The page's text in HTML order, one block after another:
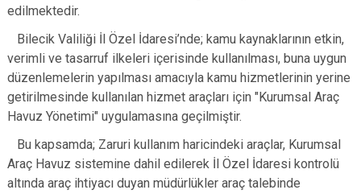
edilmektedir.
Bilecik Valiliği İl Özel İdaresi’nde; kamu kaynaklarının etkin,
verimli ve tasarruf ilkeleri içerisinde kullanılması, buna uygun
düzenlemelerin yapılması amacıyla kamu hizmetlerinin yerine
getirilmesinde kullanılan hizmet araçları için "Kurumsal Araç
Havuz Yönetimi" uygulamasına geçilmiştir.
Bu kapsamda; Zaruri kullanım haricindeki araçlar, Kurumsal
Araç Havuz sistemine dahil edilerek İl Özel İdaresi kontrolü
altında araç ihtiyacı duyan müdürlükler araç talebinde